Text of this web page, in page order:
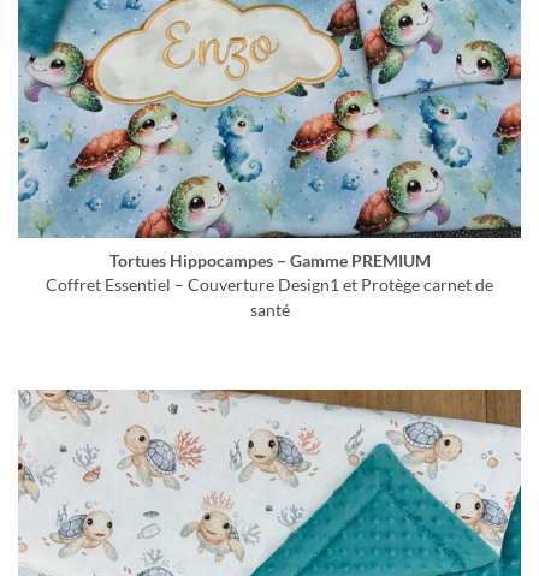
Tortues Hippocampes – Gamme PREMIUM
Coffret Essentiel – Couverture Design1 et Protège carnet de
santé